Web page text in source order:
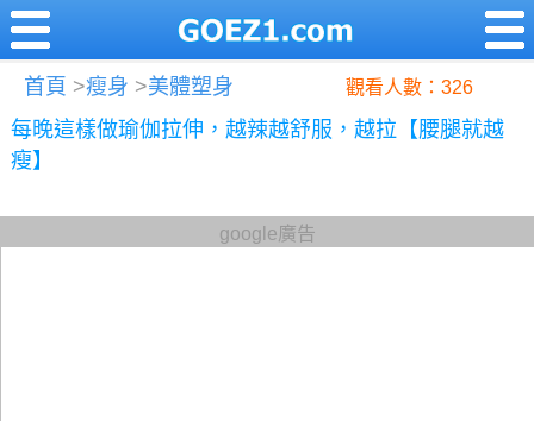
首頁 >瘦身 >美體塑身 觀看人數：326
每晚這樣做瑜伽拉伸，越辣越舒服，越拉【腰腿就越
瘦】
google廣告